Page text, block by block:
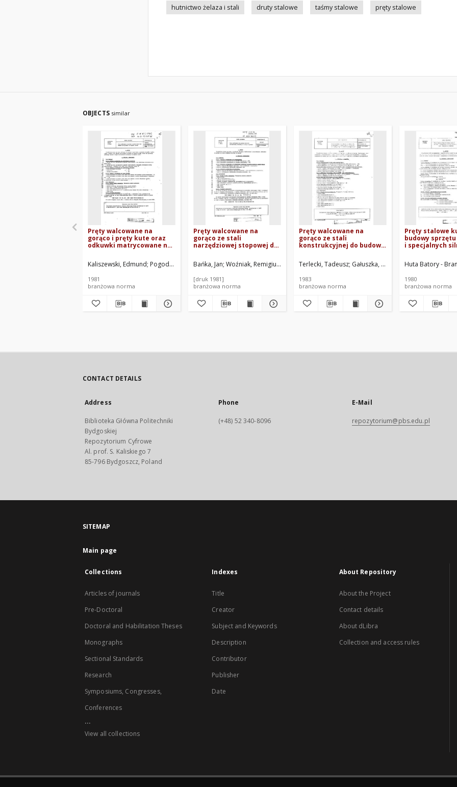
hutnictwo żelaza i stali
druty stalowe taśmy stalowe pręty stalowe
OBJECTS similar
Pręty walcowane na
gorąco i pręty kute oraz
odkuwki matrycowane na
Kaliszewski, Edmund Pogoda, Kazimierz Terlecki, Tadeusz Huta Baildon. Oprac. Huta Batory. Oprac.
1981
branżowa norma
Pręty walcowane na
gorąco ze stali
narzędziowej stopowej do
80/0644-50
Bańka, Jan Woźniak, Remigiusz Zjednoczenie Hutnictwa Żelaza i Stali. Oprac. Huta
[druk 1981]
branżowa norma
Pręty walcowane na
gorąco ze stali
konstrukcyjnej do budowy
specjalnych silników
wysokoprężnych BN-
Terlecki, Tadeusz Gałuszka, Mieczysław Wocławski,
1983
branżowa norma
Pręty stalowe
budowy
i specjalnych
Wymagania i
80/0644-49
Huta Batory -
1980
branżowa norma
CONTACT DETAILS
Address
Biblioteka Główna Politechniki
Bydgoskiej
Repozytorium Cyfrowe
Al. prof. S. Kaliskiego 7
85-796 Bydgoszcz, Poland
Phone
(+48) 52 340-8096
E-Mail
repozytorium@pbs.edu.pl
SITEMAP
Main page
Collections
Articles of journals
Pre-Doctoral
Doctoral and Habilitation Theses
Monographs
Sectional Standards
Research
Symposiums, Congresses,
Conferences
...
View all collections
Indexes
Title
Creator
Subject and Keywords
Description
Contributor
Publisher
Date
About Repository
About the Project
Contact details
About dLibra
Collection and access rules